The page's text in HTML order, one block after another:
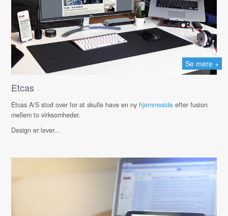
Se mere +
Etcas
Etcas A/S stod over for at skulle have en ny hjemmeside efter fusion
mellem to virksomheder.
Design er lever...